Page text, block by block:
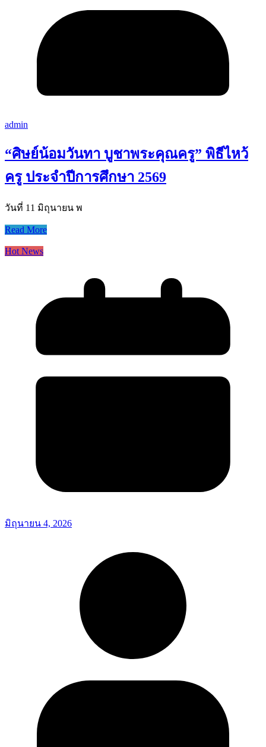
admin
“ศิษย์น้อมวันทา บูชาพระคุณครู” พิธีไหว้
ครู ประจำปีการศึกษา 2569
วันที่ 11 มิถุนายน พ
Read More
Hot News
มิถุนายน 4, 2026